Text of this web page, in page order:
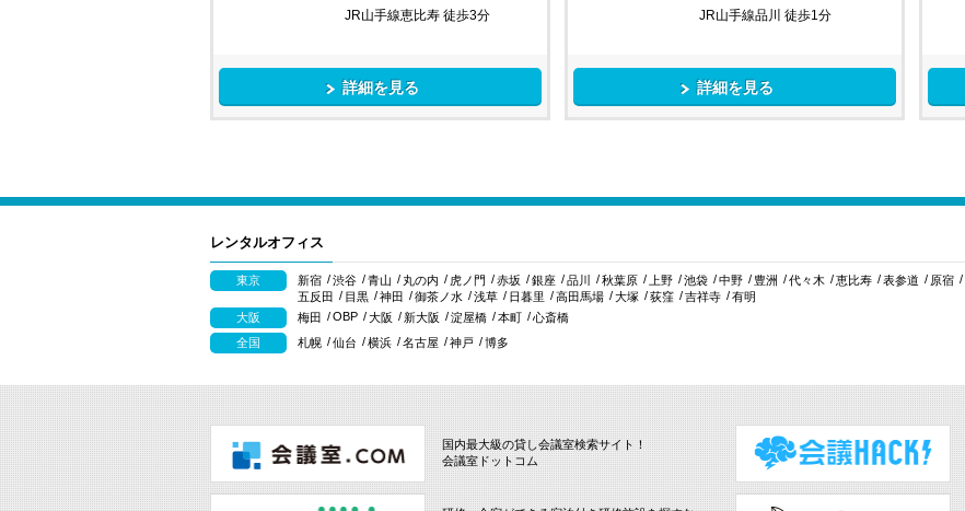
JR山手線恵比寿 徒歩3分
詳細を見る
JR山手線品川 徒歩1分
詳細を見る
レンタルオフィス
東京 新宿 渋谷 青山 丸の内 虎ノ門 赤坂 銀座 品川 秋葉原 上野 池袋 中野 豊洲 代々木 恵比寿 表参道 原宿
五反田
目黒 神田 御茶ノ水 浅草 日暮里 高田馬場 大塚 荻窪 吉祥寺
有明
大阪
梅田 OBP 大阪 新大阪 淀屋橋 本町
心斎橋
全国
札幌 仙台 横浜 名古屋 神戸 博多
国内最大級の貸し会議室検索サイト！
会議室ドットコム